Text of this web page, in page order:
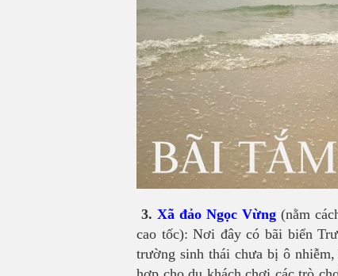
3.Xã đảo Ngọc Vừng (nằm
cao tốc): Nơi đây có bãi biển
trường sinh thái chưa bị ô